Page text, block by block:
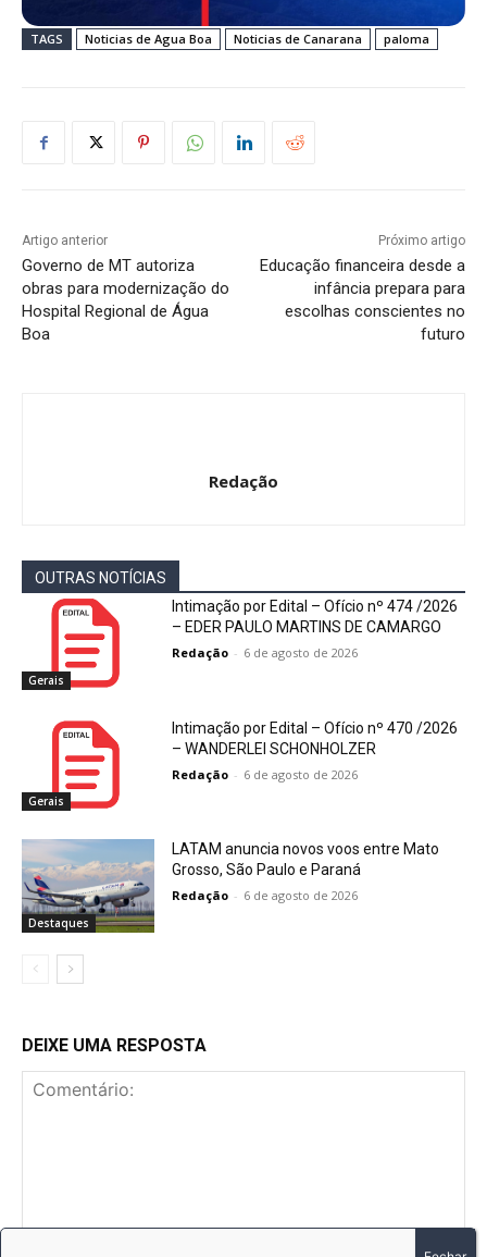
TAGS Noticias de Agua Boa Noticias de Canarana paloma
Artigo anterior
Governo de MT autoriza
obras para modernização do
Hospital Regional de Água
Boa
Próximo artigo
Educação financeira desde a
infância prepara para
escolhas conscientes no
futuro
Redação
OUTRAS NOTÍCIAS
Gerais
Intimação por Edital – Ofício nº 474 /2026
– EDER PAULO MARTINS DE CAMARGO
Redação - 6 de agosto de 2026
Gerais
Intimação por Edital – Ofício nº 470 /2026
– WANDERLEI SCHONHOLZER
Redação - 6 de agosto de 2026
Destaques
LATAM anuncia novos voos entre Mato
Grosso, São Paulo e Paraná
Redação - 6 de agosto de 2026
DEIXE UMA RESPOSTA